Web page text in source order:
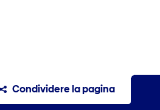
Condividere la pagina